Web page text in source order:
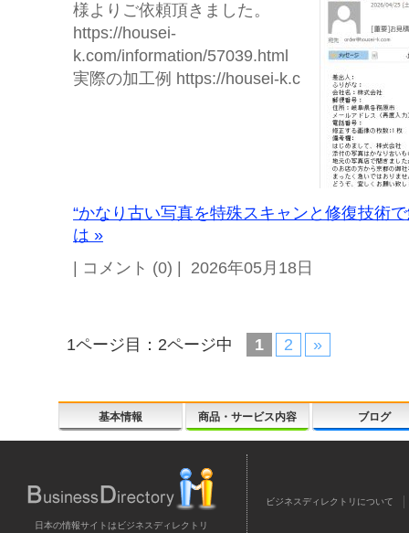
様よりご依頼頂きました。
https://housei-
k.com/information/57039.html
実際の加工例 https://housei-k.c
“かなり古い写真を特殊スキャンと修復技術
は »
| コメント (0) | 2026年05月18日
1ページ目：2ページ中 1 2 »
基本情報 商品・サービス内容 ブログ
日本の情報サイトはビジネスディレクトリ
ビジネスディレクトリについて